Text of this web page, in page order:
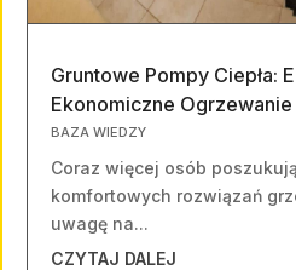
Gruntowe Pompy Ciepła:
Ekonomiczne Ogrzewanie
BAZA WIEDZY
Coraz więcej osób
komfortowych rozwiązań
uwagę na...
CZYTAJ DALEJ